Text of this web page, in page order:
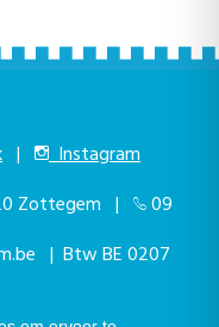
|
Instagram
Zottegem |
09
| Btw BE 0207